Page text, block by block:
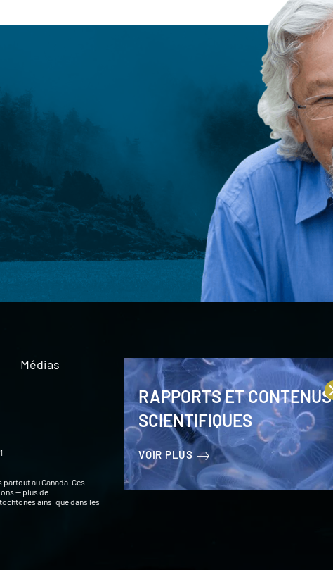
RAPPORTS ET CONTENUS
SCIENTIFIQUES
VOIR PLUS
Médias
au Canada. Ces
— plus de
ainsi que dans les